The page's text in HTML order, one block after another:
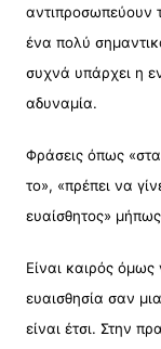
αντιπροσωπεύουν
ένα πολύ
συχνά υπάρχει η
αδυναμία.
Φράσεις όπως
το», «πρέπει να
ευαίσθητος»
Είναι καιρός
ευαισθησία σαν
είναι έτσι. Στην